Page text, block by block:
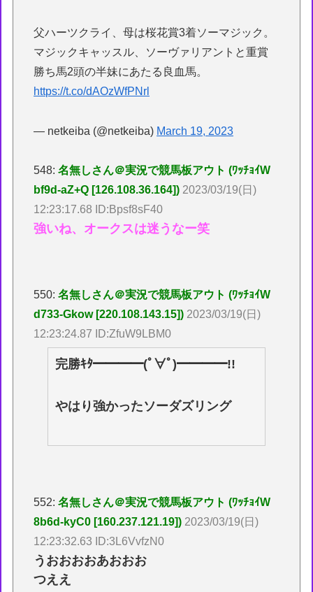
父ハーツクライ、母は桜花賞3着ソーマジック。
マジックキャッスル、ソーヴァリアントと重賞
勝ち馬2頭の半妹にあたる良血馬。
https://t.co/dAOzWfPNrl
— netkeiba (@netkeiba) March 19, 2023
548:名無しさん＠実況で競馬板アウト (ﾜｯﾁｮｲW
bf9d-aZ+Q [126.108.36.164]) 2023/03/19(日)
12:23:17.68 ID:Bpsf8sF40
強いね、オークスは迷うなー笑
550:名無しさん＠実況で競馬板アウト (ﾜｯﾁｮｲW
d733-Gkow [220.108.143.15]) 2023/03/19(日)
12:23:24.87 ID:ZfuW9LBM0
完勝ｷﾀ━━━━(ﾟ∀ﾟ)━━━━!!
やはり強かったソーダズリング
552:名無しさん＠実況で競馬板アウト (ﾜｯﾁｮｲW
8b6d-kyC0 [160.237.121.19]) 2023/03/19(日)
12:23:32.63 ID:3L6VvfzN0
うおおおおあおおお
つええ